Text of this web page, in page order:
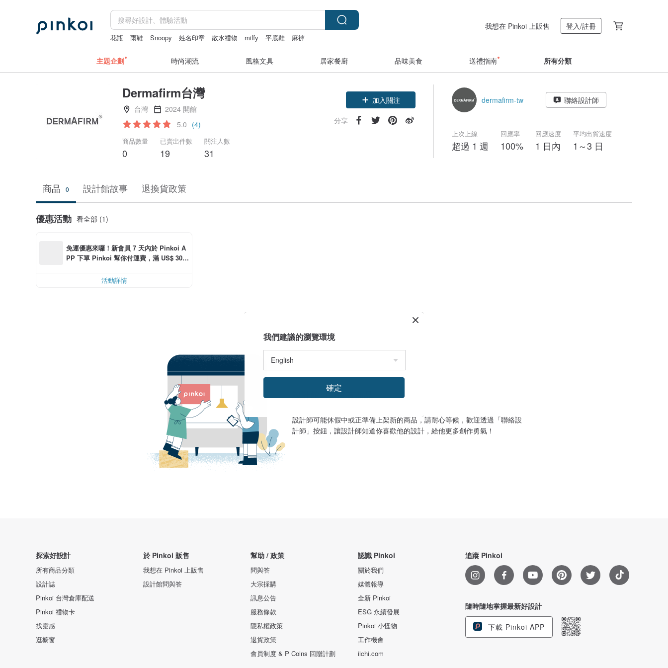
花瓶 雨鞋 Snoopy 姓名印章 散水禮物 miffy 平底鞋 麻褲
我想在 Pinkoi 上販售 登入/註冊
主題企劃 時尚潮流 風格文具 居家餐廚 品味美食 送禮指南 所有分類
Dermafirm台灣
台灣
2024 開館
5.0 (4)
商品數量
0
已賣出件數
19
關注人數
31
加入關注
分享
dermafirm-tw 聯絡設計師
上次上線
超過 1 週
回應率
100%
回應速度
1 日內
平均出貨速度
1～3 日
商品 0 設計館故事 退換貨政策
優惠活動 看全部 (1)
免運優惠來囉！新會員 7 天內於 Pinkoi A
PP 下單 Pinkoi 幫你付運費，滿 US$ 30.0
活動詳情
設計館目前沒有商品
設計師可能休假中或正準備上架新的商品，請耐心等候，歡迎透過「聯絡設
計師」按鈕，讓設計師知道你喜歡他的設計，給他更多創作勇氣！
探索好設計
所有商品分類
設計誌
Pinkoi 台灣倉庫配送
Pinkoi 禮物卡
找靈感
逛櫥窗
於 Pinkoi 販售
我想在 Pinkoi 上販售
設計館問與答
幫助 / 政策
問與答
大宗採購
訊息公告
服務條款
隱私權政策
退貨政策
會員制度 & P Coins 回贈計劃
認識 Pinkoi
關於我們
媒體報導
全新 Pinkoi
ESG 永續發展
Pinkoi 小怪物
工作機會
iichi.com
追蹤 Pinkoi
隨時隨地掌握最新好設計
下載 Pinkoi APP
我們建議的瀏覽環境
確定